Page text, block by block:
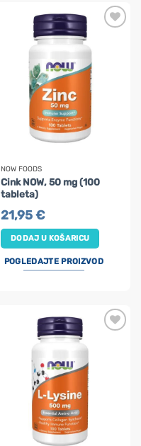
NOW FOODS
Cink NOW, 50 mg (100
tableta)
21,95€
DODAJ U KOŠARICU
POGLEDAJTE PROIZVOD